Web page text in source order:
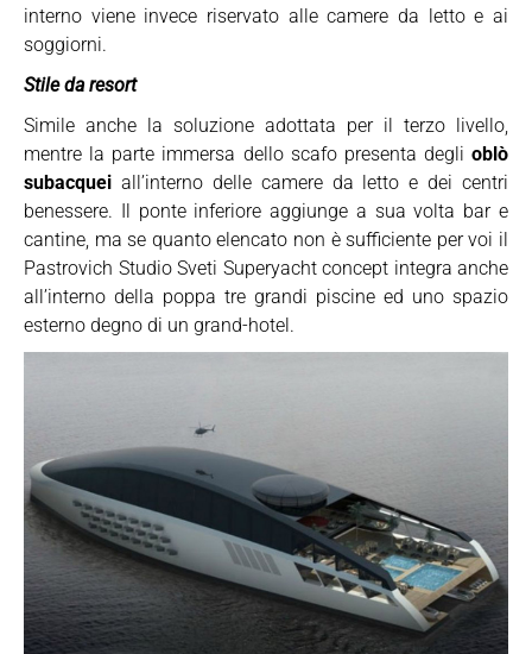
interno viene invece riservato alle camere da letto e ai
soggiorni.
Stile da resort
Simile anche la soluzione adottata per il terzo livello,
mentre la parte immersa dello scafo presenta degli oblò
subacquei all’interno delle camere da letto e dei centri
benessere. Il ponte inferiore aggiunge a sua volta bar e
cantine, ma se quanto elencato non è sufficiente per voi il
Pastrovich Studio Sveti Superyacht concept integra anche
all’interno della poppa tre grandi piscine ed uno spazio
esterno degno di un grand-hotel.